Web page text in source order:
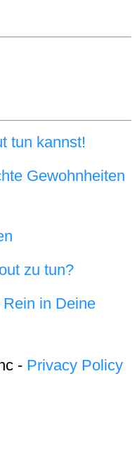
tun kannst!
Gewohnheiten
zu tun?
in Deine
- Privacy Policy